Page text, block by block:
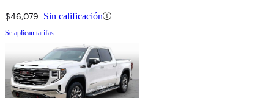
$46,079 Sin calificación
Se aplican tarifas